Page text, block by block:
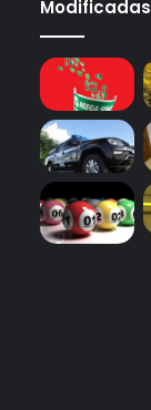
Modificadas